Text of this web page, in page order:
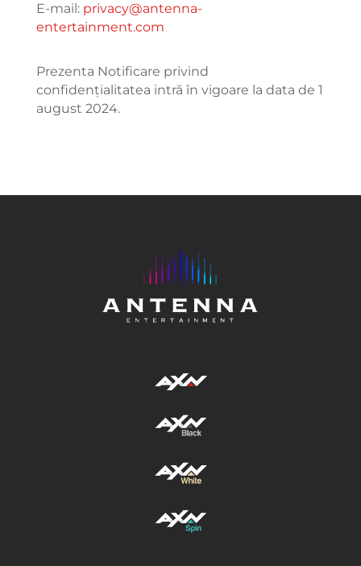
E-mail: privacy@antenna-
entertainment.com
Prezenta Notificare privind
confidențialitatea intră în vigoare la data de 1
august 2024.